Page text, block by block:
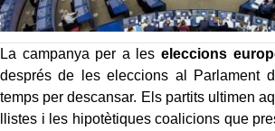
La campanya per a les eleccions
després de les eleccions al Parlament
temps per descansar. Els partits ultimen
llistes i les hipotètiques coalicions que